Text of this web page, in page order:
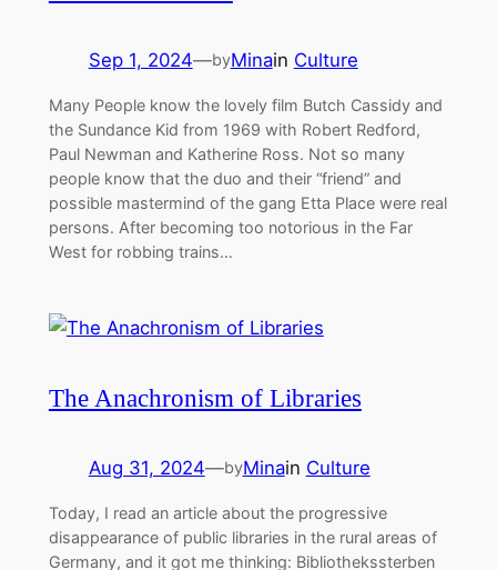
Sep 1, 2024—byMinain Culture
Many People know the lovely film Butch Cassidy and
the Sundance Kid from 1969 with Robert Redford,
Paul Newman and Katherine Ross. Not so many
people know that the duo and their “friend” and
possible mastermind of the gang Etta Place were real
persons. After becoming too notorious in the Far
West for robbing trains…
The Anachronism of Libraries
Aug 31, 2024—byMinain Culture
Today, I read an article about the progressive
disappearance of public libraries in the rural areas of
Germany, and it got me thinking: Bibliothekssterben